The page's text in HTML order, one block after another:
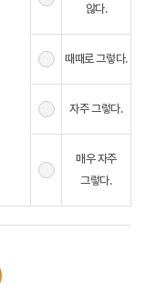
않다.
때때로 그렇다.
자주 그렇다.
매우 자주
그렇다.